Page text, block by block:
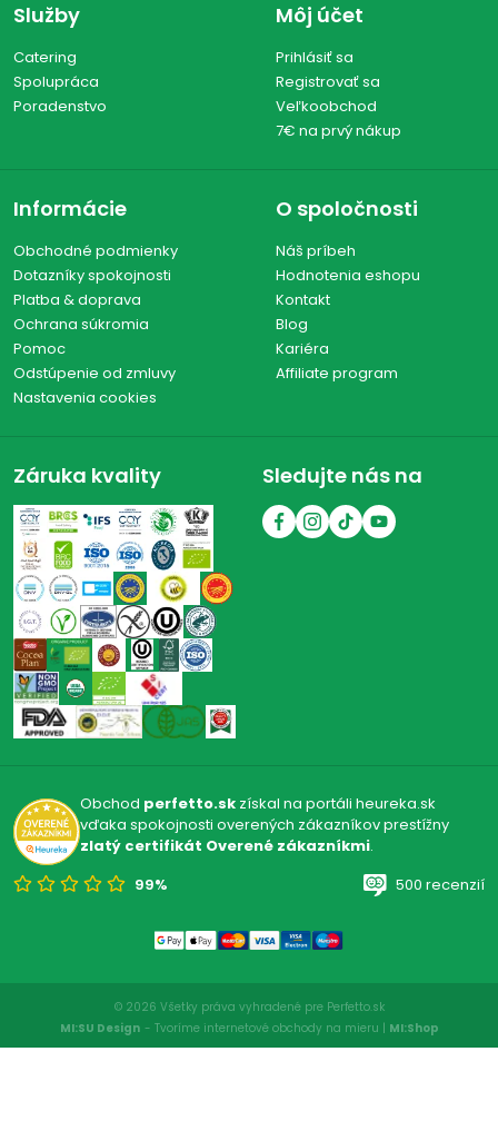
Služby
Catering
Spolupráca
Poradenstvo
Môj účet
Prihlásiť sa
Registrovať sa
Veľkoobchod
7€ na prvý nákup
Informácie
Obchodné podmienky
Dotazníky spokojnosti
Platba & doprava
Ochrana súkromia
Pomoc
Odstúpenie od zmluvy
Nastavenia cookies
O spoločnosti
Náš príbeh
Hodnotenia eshopu
Kontakt
Blog
Kariéra
Affiliate program
Záruka kvality Sledujte nás na
Obchod perfetto.skzískal na portáli heureka.sk
vďaka spokojnosti overených zákazníkov prestížny
zlatý certifikát Overené zákazníkmi.
99%
500 recenzií
© 2026 Všetky práva vyhradené pre Perfetto.sk
MI:SU Design - Tvoríme internetové obchody na mieru | MI:Shop